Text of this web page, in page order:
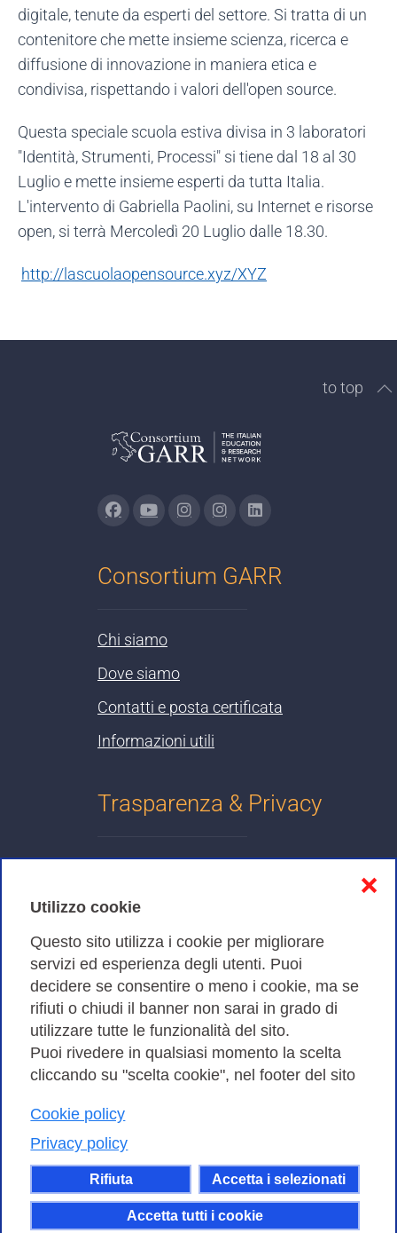
Utilizzo cookie
Questo sito utilizza i cookie per migliorare
servizi ed esperienza degli utenti. Puoi
decidere se consentire o meno i cookie, ma se
rifiuti o chiudi il banner non sarai in grado di
utilizzare tutte le funzionalità del sito.
Puoi rivedere in qualsiasi momento la scelta
cliccando su "scelta cookie", nel footer del sito
Cookie policy
Privacy policy
Rifiuta Accetta i selezionati
Accetta tutti i cookie
❌
digitale, tenute da esperti del settore. Si tratta di un
contenitore che mette insieme scienza, ricerca e
diffusione di innovazione in maniera etica e
condivisa, rispettando i valori dell'open source.
Questa speciale scuola estiva divisa in 3 laboratori
"Identità, Strumenti, Processi" si tiene dal 18 al 30
Luglio e mette insieme esperti da tutta Italia.
L'intervento di Gabriella Paolini, su Internet e risorse
open, si terrà Mercoledì 20 Luglio dalle 18.30.
http://lascuolaopensource.xyz/XYZ
to top
Consortium GARR
Chi siamo
Dove siamo
Contatti e posta certificata
Informazioni utili
Trasparenza & Privacy
Cookies Policy
Amministrazione trasparente
Bandi di Gara
Consortium GARR - Via dei Tizii, 6 - 00185 Roma | Tel.
| CF 97284570583 – PI 07577141000 | Codice
Destinatario 7EU9KEU |
Il contenuto di questo sito e' rilasciato, tranne dove
altrimenti indicato, secondo i termini della licenza
Creative Commons